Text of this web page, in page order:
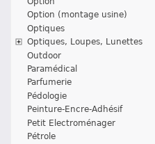
Option (montage usine)
Optiques
Optiques, Loupes, Lunettes
Outdoor
Paramédical
Parfumerie
Pédologie
Peinture-Encre-Adhésif
Petit Electroménager
Pétrole